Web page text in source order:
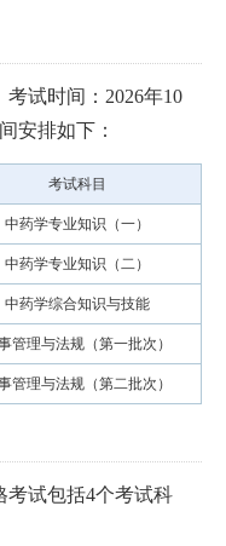
试时间：2026年10
安排如下：
考试科目
中药学专业知识（一）
中药学专业知识（二）
中药学综合知识与技能
管理与法规（第一批次）
管理与法规（第二批次）
考试包括4个考试科